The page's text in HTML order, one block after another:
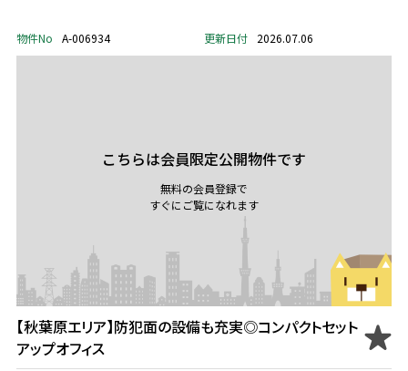
物件No A-006934 更新日付 2026.07.06
こちらは会員限定公開物件です
無料の会員登録で
すぐにご覧になれます
【秋葉原エリア】防犯面の設備も充実◎コンパクトセット
アップオフィス